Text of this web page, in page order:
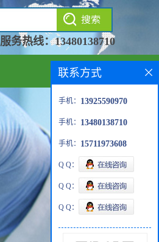
服务热线：13480138710
联系方式
手机： 13925590970
手机： 13480138710
手机： 15711973608
Q Q：
Q Q：
Q Q：